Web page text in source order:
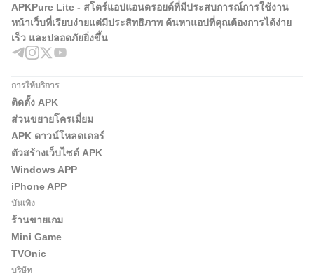
APKPure Lite - สโตร์แอปแอนดรอยด์ที่มีประสบการณ์การใช้งาน
หน้าเว็บที่เรียบง่ายแต่มีประสิทธิภาพ ค้นหาแอปที่คุณต้องการได้ง่าย
เร็ว และปลอดภัยยิ่งขึ้น
การให้บริการ
ติดตั้ง APK
ส่วนขยายโครเมี่ยม
APK ดาวน์โหลดเดอร์
ตัวสร้างเว็บไซต์ APK
Windows APP
iPhone APP
บันเทิง
ร้านขายเกม
Mini Game
TVOnic
บริษัท